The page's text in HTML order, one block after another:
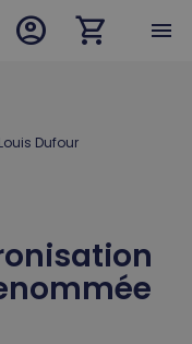
account_circle shopping_cart menu
Dufour